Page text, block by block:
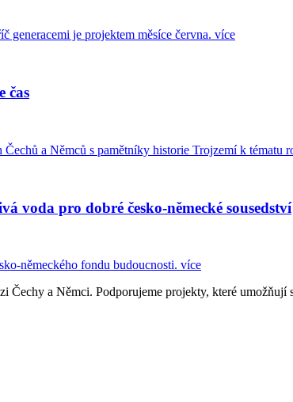
generacemi je projektem měsíce června. více
čas
a Němců s pamětníky historie Trojzemí k tématu
voda pro dobré česko-německé sousedství
německého fondu budoucnosti. více
Čechy a Němci. Podporujeme projekty, které